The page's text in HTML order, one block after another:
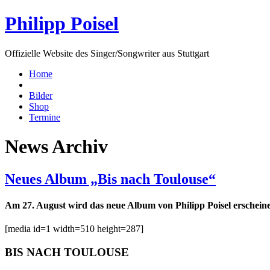
Philipp Poisel
Offizielle Website des Singer/Songwriter aus Stuttgart
Home
Bilder
Shop
Termine
News Archiv
Neues Album „Bis nach Toulouse“
Am 27. August wird das neue Album von Philipp Poisel
[media id=1 width=510 height=287]
BIS NACH TOULOUSE